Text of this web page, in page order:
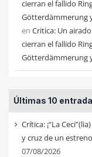
cierran el fallido
Götterdämmerung
en Critica: Un
cierran el fallido
Götterdämmerung
Últimas 10
Crítica: ¡“La
y cruz de un
07/08/2026